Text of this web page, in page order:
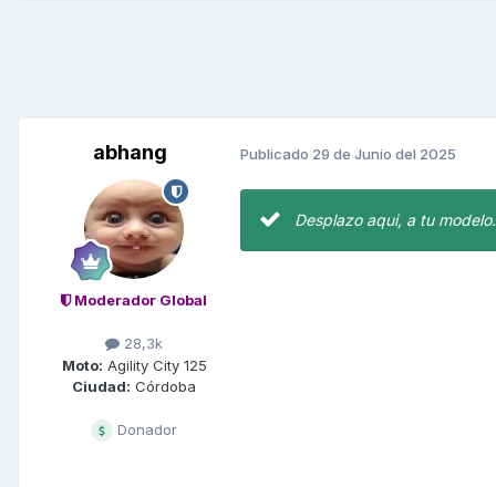
abhang
Moderador Global
28,3k
Moto: Agility City 125
Ciudad: Córdoba
Donador
Publicado 29 de Junio del 2025
Desplazo aqui, a tu modelo.